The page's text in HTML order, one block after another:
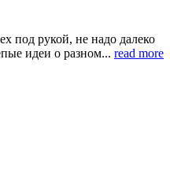
под рукой, не надо далеко
идеи о разном... read more